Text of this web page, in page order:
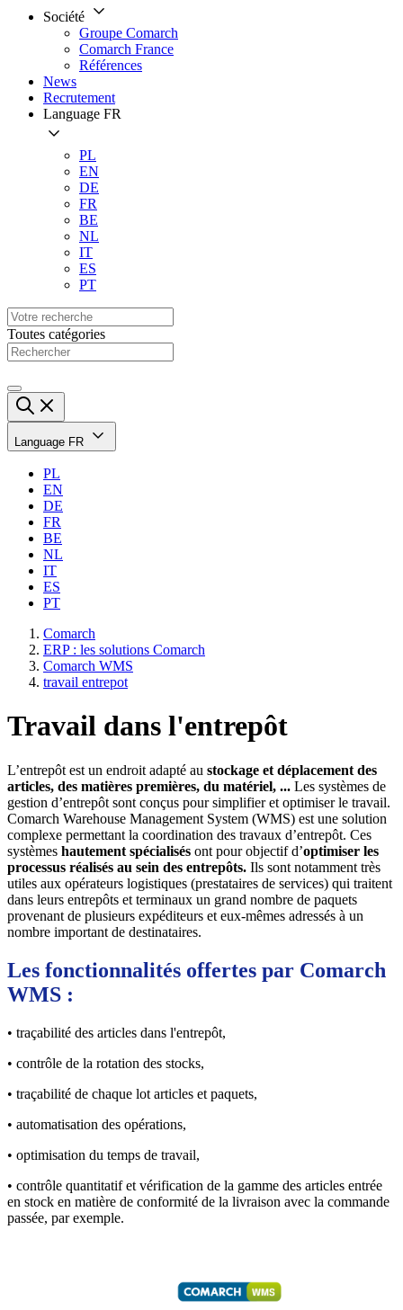
Société
Groupe Comarch
Comarch France
Références
News
Recrutement
Language FR
PL
EN
DE
FR
BE
NL
IT
ES
PT
Toutes catégories
Language FR
PL
EN
DE
FR
BE
NL
IT
ES
PT
Comarch
ERP : les solutions Comarch
Comarch WMS
travail entrepot
Travail dans l'entrepôt
L’entrepôt est un endroit adapté au stockage et déplacement des
articles, des matières premières, du matériel, ... Les systèmes de
gestion d’entrepôt sont conçus pour simplifier et optimiser le travail.
Comarch Warehouse Management System (WMS) est une solution
complexe permettant la coordination des travaux d’entrepôt. Ces
systèmes hautement spécialisés ont pour objectif d’optimiser les
processus réalisés au sein des entrepôts. Ils sont notamment très
utiles aux opérateurs logistiques (prestataires de services) qui traitent
dans leurs entrepôts et terminaux un grand nombre de paquets
provenant de plusieurs expéditeurs et eux-mêmes adressés à un
nombre important de destinataires.
Les fonctionnalités offertes par Comarch
WMS :
• traçabilité des articles dans l'entrepôt,
• contrôle de la rotation des stocks,
• traçabilité de chaque lot articles et paquets,
• automatisation des opérations,
• optimisation du temps de travail,
• contrôle quantitatif et vérification de la gamme des articles entrée
en stock en matière de conformité de la livraison avec la commande
passée, par exemple.